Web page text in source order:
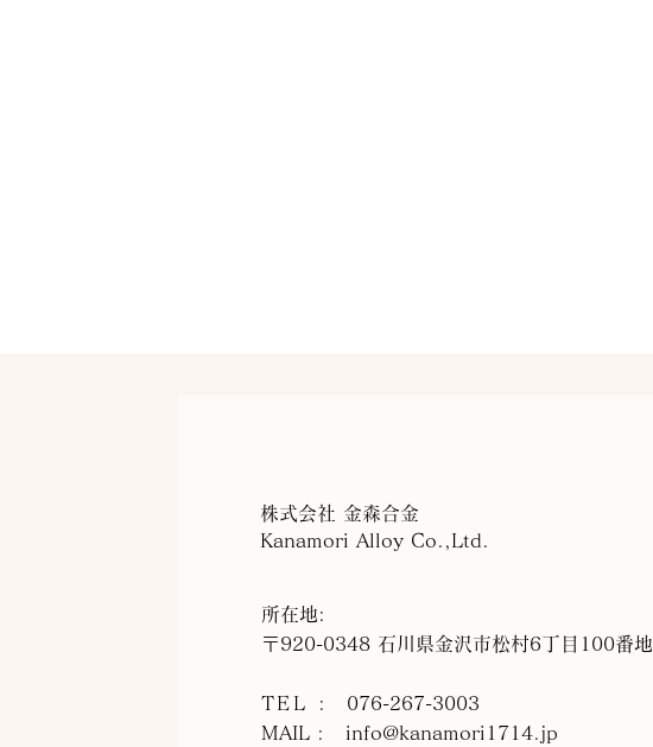
株式会社 金森合金
Kanamori Alloy Co.,Ltd.
所在地:
〒920-0348 石川県金沢市松村6丁目100番地
TEL
: 076-267-3003
MAIL : info@kanamori1714.jp